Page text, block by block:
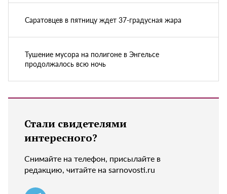
Саратовцев в пятницу ждет 37-градусная жара
Тушение мусора на полигоне в Энгельсе
продолжалось всю ночь
Стали свидетелями
интересного?
Снимайте на телефон, присылайте в
редакцию, читайте на sarnovosti.ru